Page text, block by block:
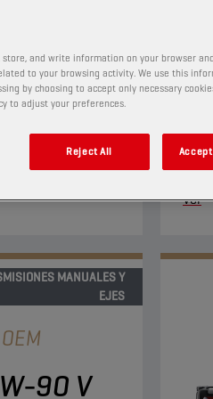
limitado ("limited-
para
en
Ver
MANUALES Y
EJES
OEM
90 V
and write information on your browser
to your browsing activity. We use this
by choosing to accept only necessary
to adjust your preferences.
Reject All